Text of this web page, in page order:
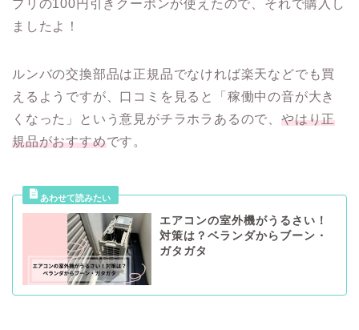
プリの100円引きクーポンが使えたので、それで購入し
ましたよ！
ルンバの交換部品は正規品でなければ楽天などでも買
えるようですが、口コミを見ると「稼働中の音が大き
くなった」という意見がチラホラあるので、 やはり正
規品がおすすめです。
エアコンの室外機がうるさい！
対策は？ベランダからブーン・
ガタガタ